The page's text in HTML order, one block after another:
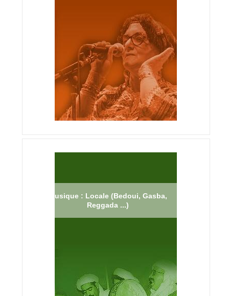
Musique : Locale (Bedoui, Gasba,
Reggada ...)